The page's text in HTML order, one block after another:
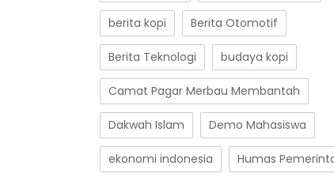
berita kopi Berita Otomotif
Berita Teknologi budaya kopi
Camat Pagar Merbau Membantah
Dakwah Islam Demo Mahasiswa
ekonomi indonesia Humas